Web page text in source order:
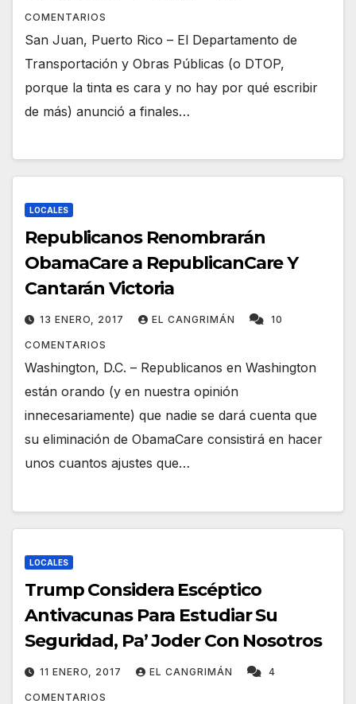
COMENTARIOS
San Juan, Puerto Rico – El Departamento de
Transportación y Obras Públicas (o DTOP,
porque la tinta es cara y no hay por qué escribir
de más) anunció a finales…
LOCALES
Republicanos Renombrarán
ObamaCare a RepublicanCare Y
Cantarán Victoria
13 ENERO, 2017 EL CANGRIMÁN 10
COMENTARIOS
Washington, D.C. – Republicanos en Washington
están orando (y en nuestra opinión
innecesariamente) que nadie se dará cuenta que
su eliminación de ObamaCare consistirá en hacer
unos cuantos ajustes que…
LOCALES
Trump Considera Escéptico
Antivacunas Para Estudiar Su
Seguridad, Pa’ Joder Con Nosotros
11 ENERO, 2017 EL CANGRIMÁN 4
COMENTARIOS